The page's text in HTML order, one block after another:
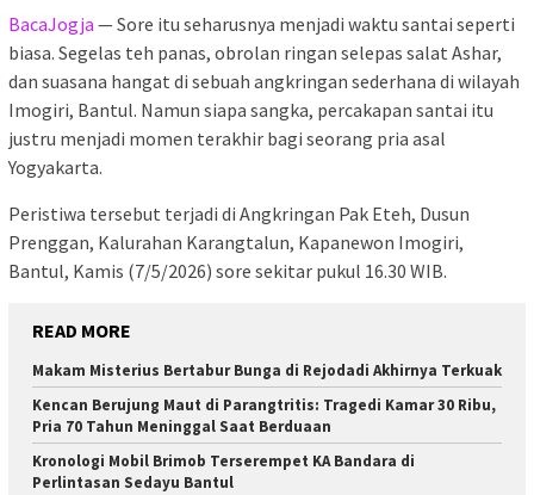
BacaJogja — Sore itu seharusnya menjadi waktu santai seperti
biasa. Segelas teh panas, obrolan ringan selepas salat Ashar,
dan suasana hangat di sebuah angkringan sederhana di wilayah
Imogiri, Bantul. Namun siapa sangka, percakapan santai itu
justru menjadi momen terakhir bagi seorang pria asal
Yogyakarta.
Peristiwa tersebut terjadi di Angkringan Pak Eteh, Dusun
Prenggan, Kalurahan Karangtalun, Kapanewon Imogiri,
Bantul, Kamis (7/5/2026) sore sekitar pukul 16.30 WIB.
READ MORE
Makam Misterius Bertabur Bunga di Rejodadi Akhirnya Terkuak
Kencan Berujung Maut di Parangtritis: Tragedi Kamar 30 Ribu,
Pria 70 Tahun Meninggal Saat Berduaan
Kronologi Mobil Brimob Terserempet KA Bandara di
Perlintasan Sedayu Bantul